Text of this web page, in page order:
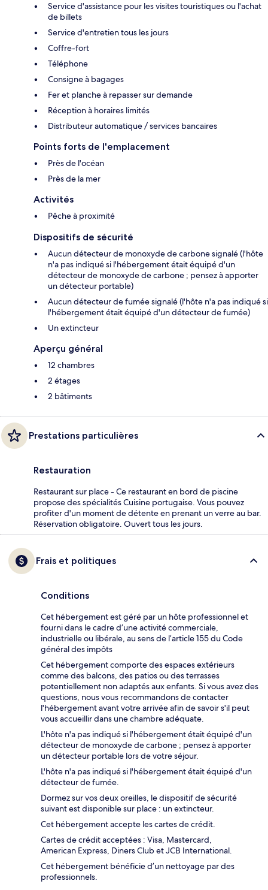
Service d'assistance pour les visites touristiques ou l'achat
de billets
Service d'entretien tous les jours
Coffre-fort
Téléphone
Consigne à bagages
Fer et planche à repasser sur demande
Réception à horaires limités
Distributeur automatique / services bancaires
Points forts de l'emplacement
Près de l'océan
Près de la mer
Activités
Pêche à proximité
Dispositifs de sécurité
Aucun détecteur de monoxyde de carbone signalé (l'hôte
n'a pas indiqué si l'hébergement était équipé d'un
détecteur de monoxyde de carbone ; pensez à apporter
un détecteur portable)
Aucun détecteur de fumée signalé (l'hôte n'a pas indiqué si
l'hébergement était équipé d'un détecteur de fumée)
Un extincteur
Aperçu général
12 chambres
2 étages
2 bâtiments
Prestations particulières
Restauration
Restaurant sur place - Ce restaurant en bord de piscine
propose des spécialités Cuisine portugaise. Vous pouvez
profiter d'un moment de détente en prenant un verre au bar.
Réservation obligatoire. Ouvert tous les jours.
Frais et politiques
Conditions
Cet hébergement est géré par un hôte professionnel et
fourni dans le cadre d’une activité commerciale,
industrielle ou libérale, au sens de l’article 155 du Code
général des impôts
Cet hébergement comporte des espaces extérieurs
comme des balcons, des patios ou des terrasses
potentiellement non adaptés aux enfants. Si vous avez des
questions, nous vous recommandons de contacter
l'hébergement avant votre arrivée afin de savoir s'il peut
vous accueillir dans une chambre adéquate.
L'hôte n'a pas indiqué si l'hébergement était équipé d'un
détecteur de monoxyde de carbone ; pensez à apporter
un détecteur portable lors de votre séjour.
L'hôte n'a pas indiqué si l'hébergement était équipé d'un
détecteur de fumée.
Dormez sur vos deux oreilles, le dispositif de sécurité
suivant est disponible sur place : un extincteur.
Cet hébergement accepte les cartes de crédit.
Cartes de crédit acceptées : Visa, Mastercard,
American Express, Diners Club et JCB International.
Cet hébergement bénéficie d’un nettoyage par des
professionnels.